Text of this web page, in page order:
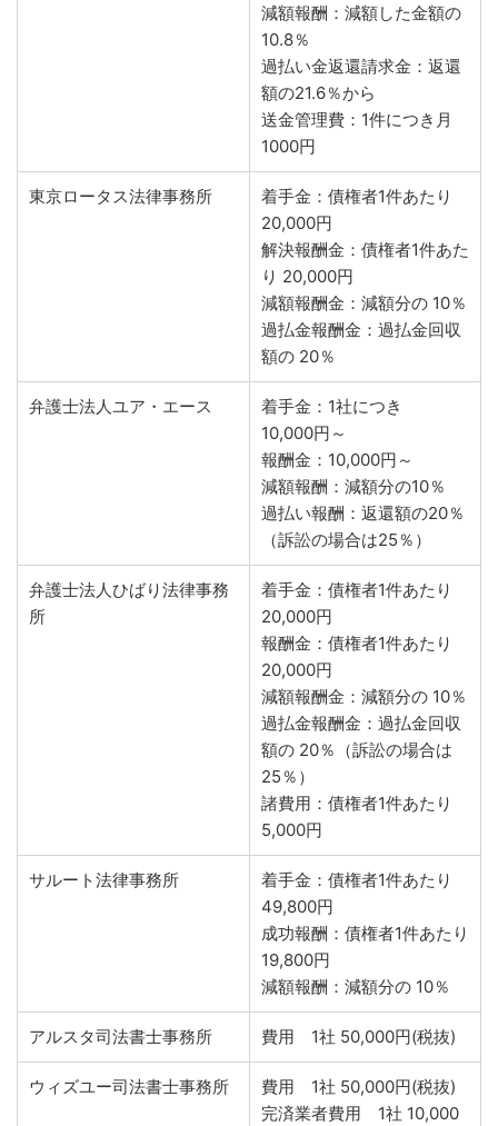
減額報酬：減額した金額の
10.8％
過払い金返還請求金：返還
額の21.6％から
送金管理費：1件につき月
1000円
東京ロータス法律事務所
着手金：債権者1件あたり
20,000円
解決報酬金：債権者1件あた
り 20,000円
減額報酬金：減額分の 10％
過払金報酬金：過払金回収
額の 20％
弁護士法人ユア・エース
着手金：1社につき
10,000円～
報酬金：10,000円～
減額報酬：減額分の10％
過払い報酬：返還額の20％
（訴訟の場合は25％）
弁護士法人ひばり法律事務
所
着手金：債権者1件あたり
20,000円
報酬金：債権者1件あたり
20,000円
減額報酬金：減額分の 10％
過払金報酬金：過払金回収
額の 20％（訴訟の場合は
25％）
諸費用：債権者1件あたり
5,000円
サルート法律事務所
着手金：債権者1件あたり
49,800円
成功報酬：債権者1件あたり
19,800円
減額報酬：減額分の 10％
アルスタ司法書士事務所 費用 1社 50,000円(税抜)
ウィズユー司法書士事務所
費用 1社 50,000円(税抜)
完済業者費用 1社 10,000